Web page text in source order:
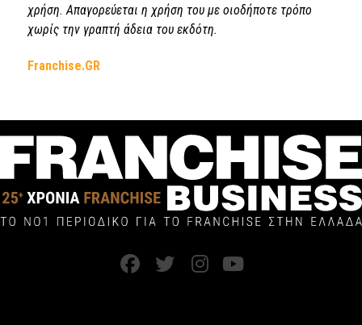
χρήση. Απαγορεύεται η χρήση του με οιοδήποτε τρόπο
χωρίς την γραπτή άδεια του εκδότη.
Franchise.GR